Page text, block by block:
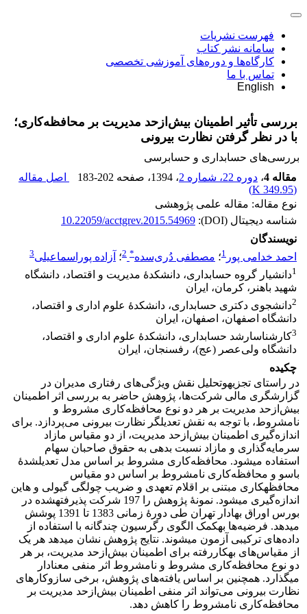
فهرست نشریات
سامانه نشر کتاب
کارگاه‌ها و دوره‌های آموزشی تخصصی
تماس با ما
English
بررسی تأثیر اطمینان بیش‌از‌حد مدیریت بر محافظه‌کاری؛
با در نظر گرفتن نظارت بیرونی
بررسی‏‌های حسابداری و حسابرسی
مقاله 4
، دوره 22، شماره 2 ، 1394 ، صفحه 183-202
اصل مقاله
(
349.95 K
)
نوع مقاله: مقاله علمی پژوهشی
شناسه دیجیتال (DOI):
10.22059/acctgrev.2015.54969
نویسندگان
احمد خدامی پور 1؛ مصطفی دُری‌سده*
2؛ آزاده پوراسماعیلی3
1دانشیار گروه حسابداری، دانشکدۀ مدیریت و اقتصاد، دانشگاه
شهید باهنر، کرمان، ایران
2دانشجوی دکتری حسابداری، دانشکدۀ علوم اداری و اقتصاد،
دانشگاه اصفهان، اصفهان، ایران
3
کارشناس‎ارشد حسابداری، دانشکدۀ علوم اداری و اقتصاد،
دانشگاه ولی‌عصر (عج)، رفسنجان، ایران
چکیده
در راستای تجزیه‎وتحلیل نقش ویژگی‌های رفتاری مدیران در
گزارشگری مالی شرکت‌ها، پژوهش حاضر به بررسی اثر اطمینان
بیش‌از‌حد مدیریت بر هر دو نوع محافظه‌کاری مشروط و
نامشروط، با توجه به نقش تعدیل‎گر نظارت بیرونی می‌پردازد. برای
اندازه‌گیری اطمینان بیش‌از‌حد مدیریت، از دو مقیاس مازاد
سرمایه‌گذاری و مازاد نسبت بدهی به حقوق صاحبان سهام
استفاده می‎شود. محافظه‌کاری مشروط بر اساس مدل تعدیل‎شدۀ
باسو و محافظه‌کاری نامشروط بر اساس دو مقیاس
محافظه‎کاری مبتنی بر اقلام تعهدی و ضریب چولگی گیولی و هاین
اندازه‌گیری می‎شود. نمونۀ پژوهش را 197 شرکت پذیرفته‎شده در
بورس اوراق بهادار تهران طی دورۀ زمانی 1383 تا 1391 پوشش
می‎دهد. فرضیه‌ها به‎کمک الگوی رگرسیون چندگانه با استفاده از
داده‌های ترکیبی آزمون می‎شوند. نتایج پژوهش نشان می‎دهد هر یک
از مقیاس‌های به‎کاررفته برای اطمینان بیش‌از‌حد مدیریت، بر هر
دو نوع محافظه‌کاری مشروط و نامشروط اثر منفی معنادار
می‎گذارد. همچنین بر اساس یافته‌های پژوهش، برخی سازوکارهای
نظارت بیرونی می‌تواند اثر منفی اطمینان بیش‌از‌حد مدیریت بر
محافظه‌کاری نامشروط را کاهش دهد.